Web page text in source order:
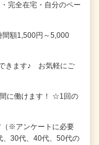
完全在宅・自分のペー
間額1,500円～5,000
きます♪ お気軽にご
に働けます！ ☆1回の
※アンケートに必要
30代、40代、50代の